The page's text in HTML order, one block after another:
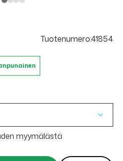
Tuotenumero:41854
myymälästä